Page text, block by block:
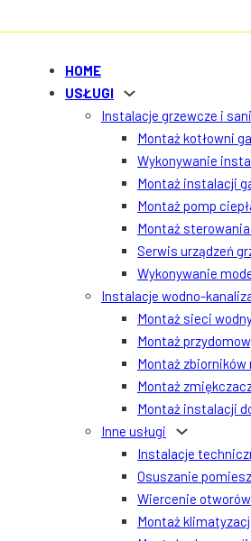
HOME
USŁUGI
Instalacje grzewcze i
Montaż kotłowni
Wykonywanie
Montaż instalacji
Montaż pomp
Montaż
Serwis urządzeń
Wykonywanie
Instalacje wodno-
Montaż sieci
Montaż
Montaż zbiorników
Montaż
Montaż instalacji
Inne usługi
Instalacje
Osuszanie
Wiercenie
Montaż